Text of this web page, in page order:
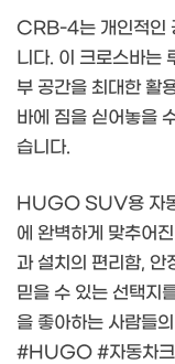
CRB-4는 개인적인
니다. 이 크로스바는
부 공간을 최대한 활
바에 짐을 싣어놓을
습니다.
HUGO SUV용 자
에 완벽하게 맞추어
과 설치의 편리함, 안
믿을 수 있는 선택지
을 좋아하는 사람들
#HUGO #자동차크